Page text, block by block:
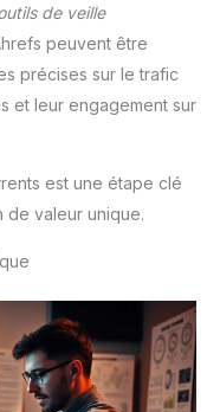
de veille
peuvent être
précises sur le trafic
et leur engagement sur
est une étape clé
valeur unique.